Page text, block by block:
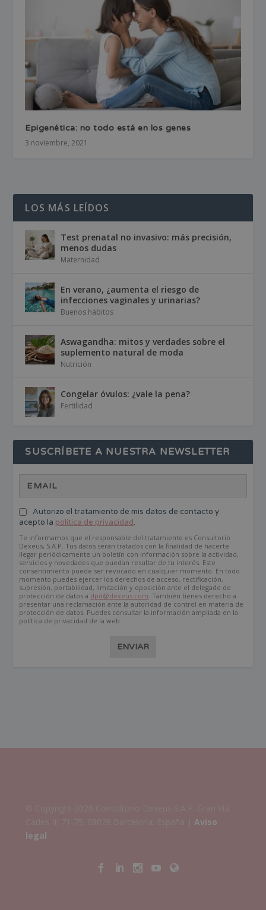
Epigenética: no todo está en los genes
3 noviembre, 2021
LOS MÁS LEÍDOS
Test prenatal no invasivo: más precisión,
menos dudas
Maternidad
En verano, ¿aumenta el riesgo de
infecciones vaginales y urinarias?
Buenos hábitos
Aswagandha: mitos y verdades sobre el
suplemento natural de moda
Nutrición
Congelar óvulos: ¿vale la pena?
Fertilidad
SUSCRÍBETE A NUESTRA NEWSLETTER
Autorizo el tratamiento de mis datos de contacto y
acepto la política de privacidad.
Te informamos que el responsable del tratamiento es Consultorio
Dexeus, S.A.P. Tus datos serán tratados con la finalidad de hacerte
llegar periódicamente un boletín con información sobre la actividad,
servicios y novedades que puedan resultar de tu interés. Este
consentimiento puede ser revocado en cualquier momento. En todo
momento puedes ejercer los derechos de acceso, rectificación,
supresión, portabilidad, limitación y oposición ante el delegado de
protección de datos a dpd@dexeus.com. También tienes derecho a
presentar una reclamación ante la autoridad de control en materia de
protección de datos. Puedes consultar la información ampliada en la
política de privacidad de la web.
ENVIAR
Aviso
legal